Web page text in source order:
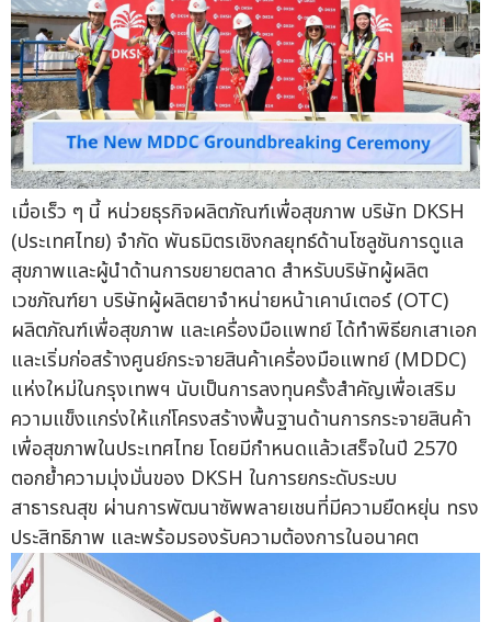
เมื่อเร็ว ๆ นี้ หน่วยธุรกิจผลิตภัณฑ์เพื่อสุขภาพ บริษัท DKSH
(ประเทศไทย) จำกัด พันธมิตรเชิงกลยุทธ์ด้านโซลูชันการดูแล
สุขภาพและผู้นำด้านการขยายตลาด สำหรับบริษัทผู้ผลิต
เวชภัณฑ์ยา บริษัทผู้ผลิตยาจำหน่ายหน้าเคาน์เตอร์ (OTC)
ผลิตภัณฑ์เพื่อสุขภาพ และเครื่องมือแพทย์ ได้ทำพิธียกเสาเอก
และเริ่มก่อสร้างศูนย์กระจายสินค้าเครื่องมือแพทย์ (MDDC)
แห่งใหม่ในกรุงเทพฯ นับเป็นการลงทุนครั้งสำคัญเพื่อเสริม
ความแข็งแกร่งให้แก่โครงสร้างพื้นฐานด้านการกระจายสินค้า
เพื่อสุขภาพในประเทศไทย โดยมีกำหนดแล้วเสร็จในปี 2570
ตอกย้ำความมุ่งมั่นของ DKSH ในการยกระดับระบบ
สาธารณสุข ผ่านการพัฒนาซัพพลายเชนที่มีความยืดหยุ่น ทรง
ประสิทธิภาพ และพร้อมรองรับความต้องการในอนาคต